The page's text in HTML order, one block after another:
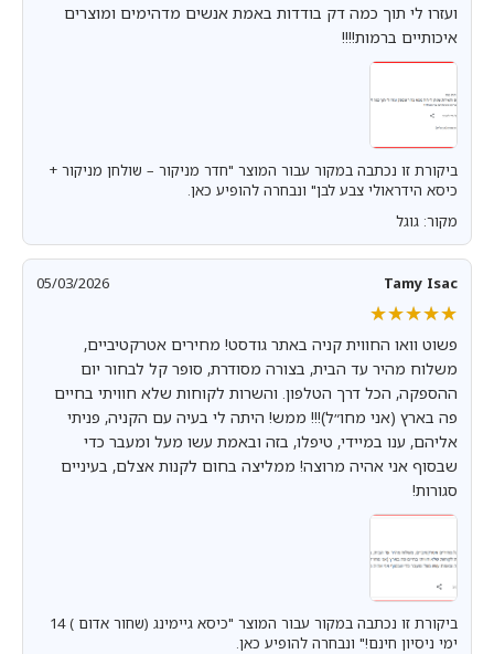
ועזרו לי תוך כמה דק בודדות באמת אנשים מדהימים ומוצרים
איכותיים ברמות!!!!
ביקורת זו נכתבה במקור עבור המוצר "חדר מניקור – שולחן מניקור +
כיסא הידראולי צבע לבן" ונבחרה להופיע כאן.
מקור: גוגל
Tamy Isac
05/03/2026
★★★★★
★★★★★
פשוט וואו החווית קניה באתר גודסט! מחירים אטרקטיביים,
משלוח מהיר עד הבית, בצורה מסודרת, סופר קל לבחור יום
ההספקה, הכל דרך הטלפון. והשרות לקוחות שלא חוויתי בחיים
פה בארץ (אני מחו״ל)!!! ממש! היתה לי בעיה עם הקניה, פניתי
אליהם, ענו במיידי, טיפלו, בזה ובאמת עשו מעל ומעבר כדי
שבסוף אני אהיה מרוצה! ממליצה בחום לקנות אצלם, בעיניים
סגורות!
ביקורת זו נכתבה במקור עבור המוצר "כיסא גיימינג (שחור אדום ) 14
ימי ניסיון חינם!" ונבחרה להופיע כאן.